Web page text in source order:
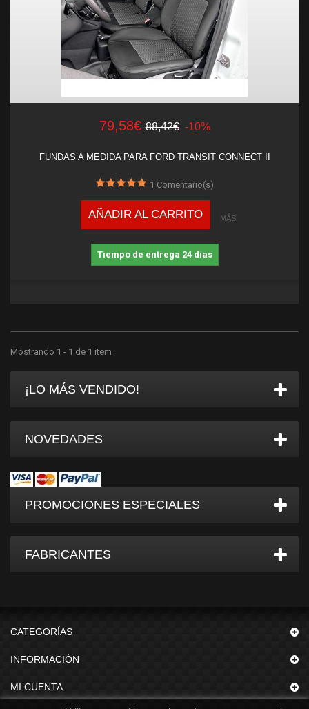
79,58€ 88,42€ -10%
FUNDAS A MEDIDA PARA FORD TRANSIT CONNECT II
1 Comentario(s)
AÑADIR AL CARRITO MÁS
Tiempo de entrega 24 dias
Mostrando 1 - 1 de 1 item
¡LO MÁS VENDIDO!
NOVEDADES
PROMOCIONES ESPECIALES
FABRICANTES
CATEGORÍAS
INFORMACIÓN
MI CUENTA